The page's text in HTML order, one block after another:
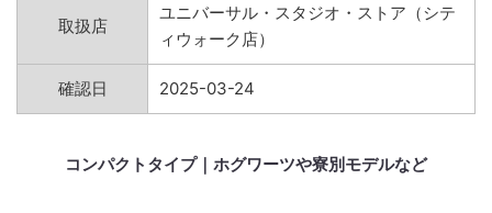
取扱店
ユニバーサル・スタジオ・ストア（シテ
ィウォーク店）
確認日 2025-03-24
コンパクトタイプ｜ホグワーツや寮別モデルなど